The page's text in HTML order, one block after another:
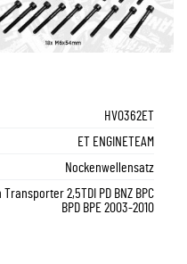
HV0362ET
ET ENGINETEAM
Nockenwellensatz
2,5TDI PD BNZ BPC
BPD BPE 2003-2010